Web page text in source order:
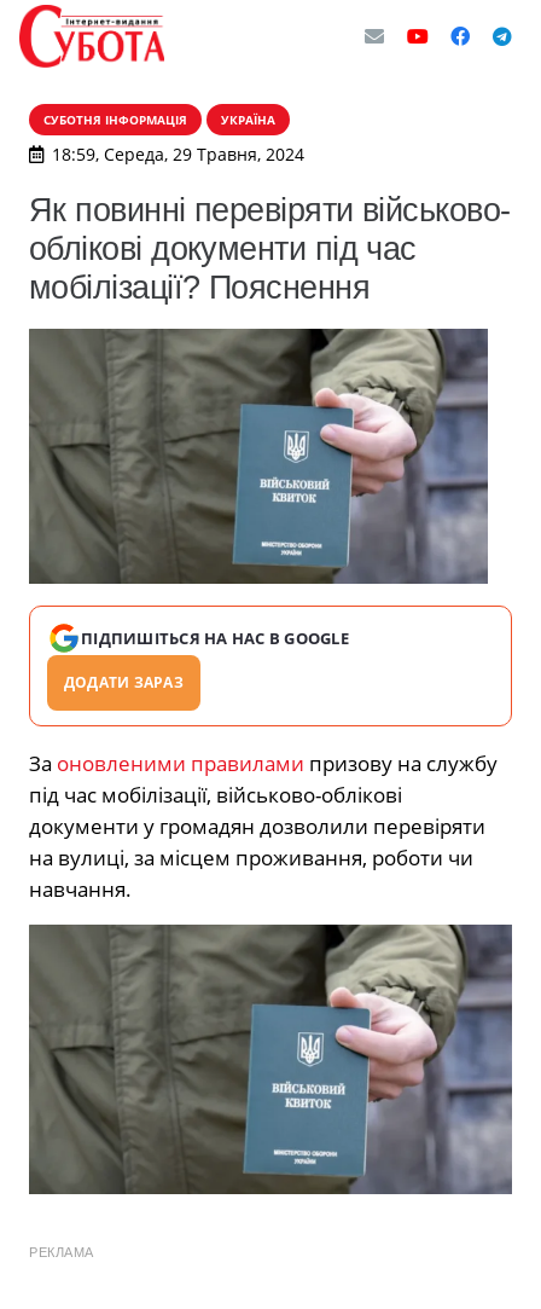
СУБОТНЯ ІНФОРМАЦІЯ УКРАЇНА
18:59, Середа, 29 Травня, 2024
Як повинні перевіряти військово-
облікові документи під час
мобілізації? Пояснення
ПІДПИШІТЬСЯ НА НАС В GOOGLE
ДОДАТИ ЗАРАЗ
За оновленими правилами призову на службу
під час мобілізації, військово-облікові
документи у громадян дозволили перевіряти
на вулиці, за місцем проживання, роботи чи
навчання.
РЕКЛАМА